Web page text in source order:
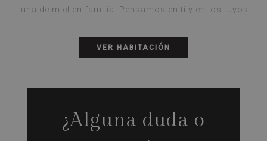
Luna de miel en familia. Pensamos en ti y en los tuyos.
VER HABITACIÓN
¿Alguna duda o